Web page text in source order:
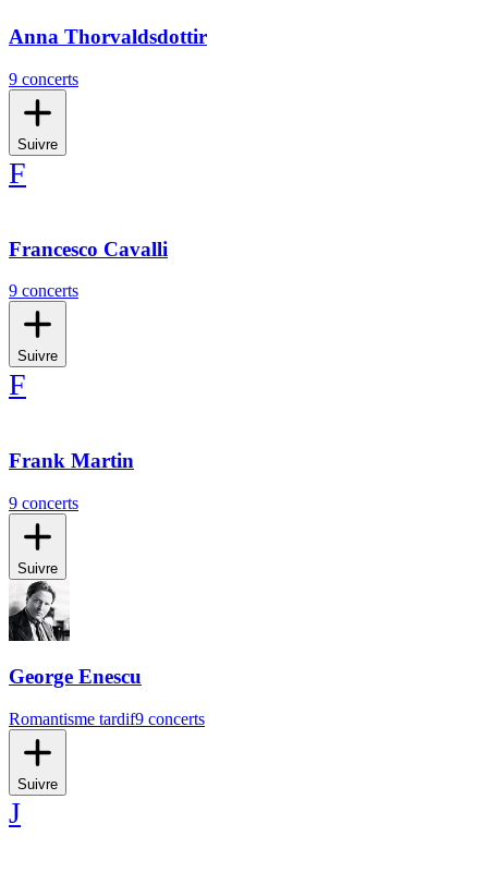
Anna Thorvaldsdottir
9 concerts
Suivre
F
Francesco Cavalli
9 concerts
Suivre
F
Frank Martin
9 concerts
Suivre
George Enescu
Romantisme tardif9 concerts
Suivre
J